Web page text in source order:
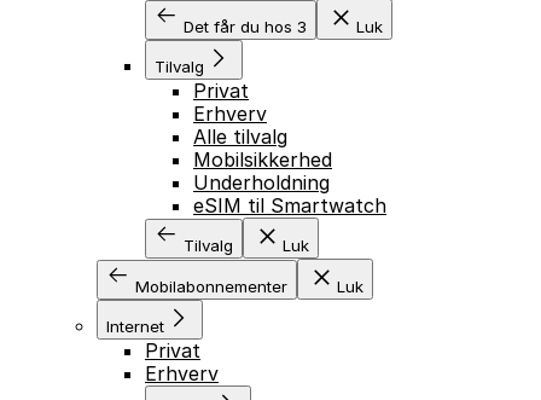
Det får du hos 3 Luk
Tilvalg
Privat
Erhverv
Alle tilvalg
Mobilsikkerhed
Underholdning
eSIM til Smartwatch
Tilvalg Luk
Mobilabonnementer Luk
Internet
Privat
Erhverv